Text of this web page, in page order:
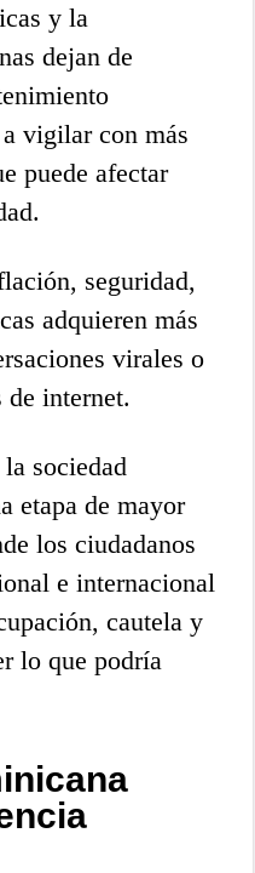
y la
dejan de
vigilar con más
puede afectar
seguridad,
adquieren más
virales o
de internet.
sociedad
etapa de mayor
los ciudadanos
e internacional
cautela y
lo que podría